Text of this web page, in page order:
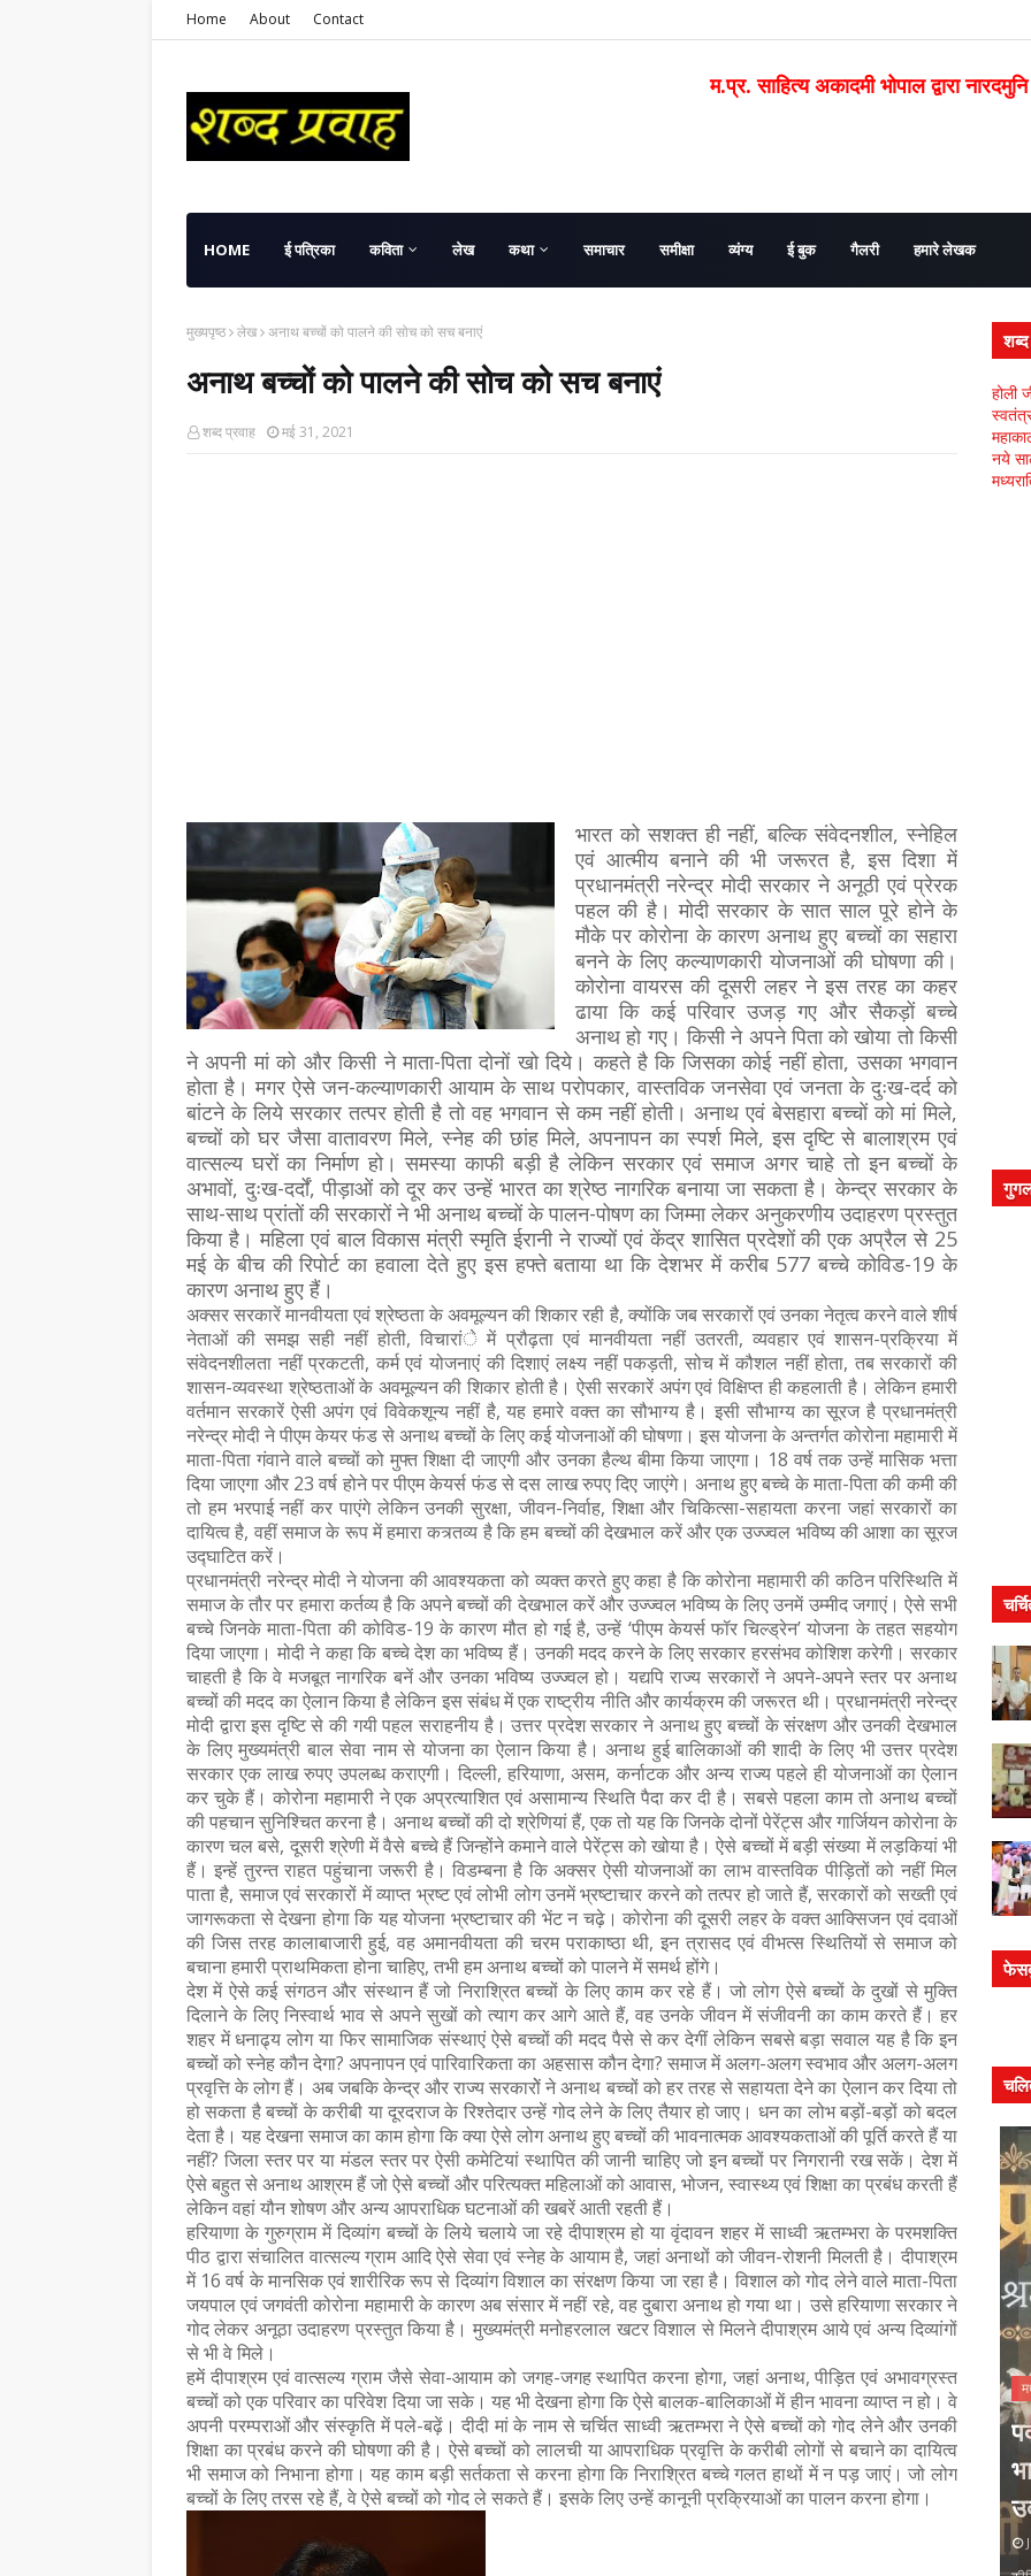
Home About Contact
म.प्र. साहित्य अकादमी भोपाल द्वारा
HOME ई पत्रिका कविता लेख कथा समाचार समीक्षा व्यंग्य ई बुक गैलरी हमारे लेखक
मुख्यपृष्ठ लेख अनाथ बच्चों को पालने की सोच को सच बनाएं
अनाथ बच्चों को पालने की सोच को सच बनाएं
शब्द प्रवाह मई 31, 2021
भारत को सशक्त ही नहीं, बल्कि संवेदनशील, स्नेहिल
एवं आत्मीय बनाने की भी जरूरत है, इस दिशा में
प्रधानमंत्री नरेन्द्र मोदी सरकार ने अनूठी एवं प्रेरक
पहल की है। मोदी सरकार के सात साल पूरे होने के
मौके पर कोरोना के कारण अनाथ हुए बच्चों का सहारा
बनने के लिए कल्याणकारी योजनाओं की घोषणा की।
कोरोना वायरस की दूसरी लहर ने इस तरह का कहर
ढाया कि कई परिवार उजड़ गए और सैकड़ों बच्चे
अनाथ हो गए। किसी ने अपने पिता को खोया तो किसी
ने अपनी मां को और किसी ने माता-पिता दोनों खो दिये। कहते है कि जिसका कोई नहीं होता, उसका भगवान
होता है। मगर ऐसे जन-कल्याणकारी आयाम के साथ परोपकार, वास्तविक जनसेवा एवं जनता के दुःख-दर्द को
बांटने के लिये सरकार तत्पर होती है तो वह भगवान से कम नहीं होती। अनाथ एवं बेसहारा बच्चों को मां मिले,
बच्चों को घर जैसा वातावरण मिले, स्नेह की छांह मिले, अपनापन का स्पर्श मिले, इस दृष्टि से बालाश्रम एवं
वात्सल्य घरों का निर्माण हो। समस्या काफी बड़ी है लेकिन सरकार एवं समाज अगर चाहे तो इन बच्चों के
अभावों, दुःख-दर्दों, पीड़ाओं को दूर कर उन्हें भारत का श्रेष्ठ नागरिक बनाया जा सकता है। केन्द्र सरकार के
साथ-साथ प्रांतों की सरकारों ने भी अनाथ बच्चों के पालन-पोषण का जिम्मा लेकर अनुकरणीय उदाहरण प्रस्तुत
किया है। महिला एवं बाल विकास मंत्री स्मृति ईरानी ने राज्यों एवं केंद्र शासित प्रदेशों की एक अप्रैल से 25
मई के बीच की रिपोर्ट का हवाला देते हुए इस हफ्ते बताया था कि देशभर में करीब 577 बच्चे कोविड-19 के
कारण अनाथ हुए हैं।
अक्सर सरकारें मानवीयता एवं श्रेष्ठता के अवमूल्यन की शिकार रही है, क्योंकि जब सरकारों एवं उनका नेतृत्व करने वाले शीर्ष
नेताओं की समझ सही नहीं होती, विचारांे में प्रौढ़ता एवं मानवीयता नहीं उतरती, व्यवहार एवं शासन-प्रक्रिया में
संवेदनशीलता नहीं प्रकटती, कर्म एवं योजनाएं की दिशाएं लक्ष्य नहीं पकड़ती, सोच में कौशल नहीं होता, तब सरकारों की
शासन-व्यवस्था श्रेष्ठताओं के अवमूल्यन की शिकार होती है। ऐसी सरकारें अपंग एवं विक्षिप्त ही कहलाती है। लेकिन हमारी
वर्तमान सरकारें ऐसी अपंग एवं विवेकशून्य नहीं है, यह हमारे वक्त का सौभाग्य है। इसी सौभाग्य का सूरज है प्रधानमंत्री
नरेन्द्र मोदी ने पीएम केयर फंड से अनाथ बच्चों के लिए कई योजनाओं की घोषणा। इस योजना के अन्तर्गत कोरोना महामारी में
माता-पिता गंवाने वाले बच्चों को मुफ्त शिक्षा दी जाएगी और उनका हैल्थ बीमा किया जाएगा। 18 वर्ष तक उन्हें मासिक भत्ता
दिया जाएगा और 23 वर्ष होने पर पीएम केयर्स फंड से दस लाख रुपए दिए जाएंगे। अनाथ हुए बच्चे के माता-पिता की कमी की
तो हम भरपाई नहीं कर पाएंगे लेकिन उनकी सुरक्षा, जीवन-निर्वाह, शिक्षा और चिकित्सा-सहायता करना जहां सरकारों का
दायित्व है, वहीं समाज के रूप में हमारा कत्र्तव्य है कि हम बच्चों की देखभाल करें और एक उज्ज्वल भविष्य की आशा का सूरज
उद्घाटित करें।
प्रधानमंत्री नरेन्द्र मोदी ने योजना की आवश्यकता को व्यक्त करते हुए कहा है कि कोरोना महामारी की कठिन परिस्थिति में
समाज के तौर पर हमारा कर्तव्य है कि अपने बच्चों की देखभाल करें और उज्ज्वल भविष्य के लिए उनमें उम्मीद जगाएं। ऐसे सभी
बच्चे जिनके माता-पिता की कोविड-19 के कारण मौत हो गई है, उन्हें ‘पीएम केयर्स फॉर चिल्ड्रेन’ योजना के तहत सहयोग
दिया जाएगा। मोदी ने कहा कि बच्चे देश का भविष्य हैं। उनकी मदद करने के लिए सरकार हरसंभव कोशिश करेगी। सरकार
चाहती है कि वे मजबूत नागरिक बनें और उनका भविष्य उज्ज्वल हो। यद्यपि राज्य सरकारों ने अपने-अपने स्तर पर अनाथ
बच्चों की मदद का ऐलान किया है लेकिन इस संबंध में एक राष्ट्रीय नीति और कार्यक्रम की जरूरत थी। प्रधानमंत्री नरेन्द्र
मोदी द्वारा इस दृष्टि से की गयी पहल सराहनीय है। उत्तर प्रदेश सरकार ने अनाथ हुए बच्चों के संरक्षण और उनकी देखभाल
के लिए मुख्यमंत्री बाल सेवा नाम से योजना का ऐलान किया है। अनाथ हुई बालिकाओं की शादी के लिए भी उत्तर प्रदेश
सरकार एक लाख रुपए उपलब्ध कराएगी। दिल्ली, हरियाणा, असम, कर्नाटक और अन्य राज्य पहले ही योजनाओं का ऐलान
कर चुके हैं। कोरोना महामारी ने एक अप्रत्याशित एवं असामान्य स्थिति पैदा कर दी है। सबसे पहला काम तो अनाथ बच्चों
की पहचान सुनिश्चित करना है। अनाथ बच्चों की दो श्रेणियां हैं, एक तो यह कि जिनके दोनों पेरेंट्स और गार्जियन कोरोना के
कारण चल बसे, दूसरी श्रेणी में वैसे बच्चे हैं जिन्होंने कमाने वाले पेरेंट्स को खोया है। ऐसे बच्चों में बड़ी संख्या में लड़कियां भी
हैं। इन्हें तुरन्त राहत पहुंचाना जरूरी है। विडम्बना है कि अक्सर ऐसी योजनाओं का लाभ वास्तविक पीड़ितों को नहीं मिल
पाता है, समाज एवं सरकारों में व्याप्त भ्रष्ट एवं लोभी लोग उनमें भ्रष्टाचार करने को तत्पर हो जाते हैं, सरकारों को सख्ती एवं
जागरूकता से देखना होगा कि यह योजना भ्रष्टाचार की भेंट न चढ़े। कोरोना की दूसरी लहर के वक्त आक्सिजन एवं दवाओं
की जिस तरह कालाबाजारी हुई, वह अमानवीयता की चरम पराकाष्ठा थी, इन त्रासद एवं वीभत्स स्थितियों से समाज को
बचाना हमारी प्राथमिकता होना चाहिए, तभी हम अनाथ बच्चों को पालने में समर्थ होंगे।
देश में ऐसे कई संगठन और संस्थान हैं जो निराश्रित बच्चों के लिए काम कर रहे हैं। जो लोग ऐसे बच्चों के दुखों से मुक्ति
दिलाने के लिए निस्वार्थ भाव से अपने सुखों को त्याग कर आगे आते हैं, वह उनके जीवन में संजीवनी का काम करते हैं। हर
शहर में धनाढ्य लोग या फिर सामाजिक संस्थाएं ऐसे बच्चों की मदद पैसे से कर देगीं लेकिन सबसे बड़ा सवाल यह है कि इन
बच्चों को स्नेह कौन देगा? अपनापन एवं पारिवारिकता का अहसास कौन देगा? समाज में अलग-अलग स्वभाव और अलग-अलग
प्रवृत्ति के लोग हैं। अब जबकि केन्द्र और राज्य सरकारोें ने अनाथ बच्चों को हर तरह से सहायता देने का ऐलान कर दिया तो
हो सकता है बच्चों के करीबी या दूरदराज के रिश्तेदार उन्हें गोद लेने के लिए तैयार हो जाए। धन का लोभ बड़ों-बड़ों को बदल
देता है। यह देखना समाज का काम होगा कि क्या ऐसे लोग अनाथ हुए बच्चों की भावनात्मक आवश्यकताओं की पूर्ति करते हैं या
नहीं? जिला स्तर पर या मंडल स्तर पर ऐसी कमेटियां स्थापित की जानी चाहिए जो इन बच्चों पर निगरानी रख सकें। देश में
ऐसे बहुत से अनाथ आश्रम हैं जो ऐसे बच्चों और परित्यक्त महिलाओं को आवास, भोजन, स्वास्थ्य एवं शिक्षा का प्रबंध करती हैं
लेकिन वहां यौन शोषण और अन्य आपराधिक घटनाओं की खबरें आती रहती हैं।
हरियाणा के गुरुग्राम में दिव्यांग बच्चों के लिये चलाये जा रहे दीपाश्रम हो या वृंदावन शहर में साध्वी ऋतम्भरा के परमशक्ति
पीठ द्वारा संचालित वात्सल्य ग्राम आदि ऐसे सेवा एवं स्नेह के आयाम है, जहां अनाथों को जीवन-रोशनी मिलती है। दीपाश्रम
में 16 वर्ष के मानसिक एवं शारीरिक रूप से दिव्यांग विशाल का संरक्षण किया जा रहा है। विशाल को गोद लेने वाले माता-पिता
जयपाल एवं जगवंती कोरोना महामारी के कारण अब संसार में नहीं रहे, वह दुबारा अनाथ हो गया था। उसे हरियाणा सरकार ने
गोद लेकर अनूठा उदाहरण प्रस्तुत किया है। मुख्यमंत्री मनोहरलाल खटर विशाल से मिलने दीपाश्रम आये एवं अन्य दिव्यांगों
से भी वे मिले।
हमें दीपाश्रम एवं वात्सल्य ग्राम जैसे सेवा-आयाम को जगह-जगह स्थापित करना होगा, जहां अनाथ, पीड़ित एवं अभावग्रस्त
बच्चों को एक परिवार का परिवेश दिया जा सके। यह भी देखना होगा कि ऐसे बालक-बालिकाओं में हीन भावना व्याप्त न हो। वे
अपनी परम्पराओं और संस्कृति में पले-बढ़ें। दीदी मां के नाम से चर्चित साध्वी ऋतम्भरा ने ऐसे बच्चों को गोद लेने और उनकी
शिक्षा का प्रबंध करने की घोषणा की है। ऐसे बच्चों को लालची या आपराधिक प्रवृत्ति के करीबी लोगों से बचाने का दायित्व
भी समाज को निभाना होगा। यह काम बड़ी सर्तकता से करना होगा कि निराश्रित बच्चे गलत हाथों में न पड़ जाएं। जो लोग
बच्चों के लिए तरस रहे हैं, वे ऐसे बच्चों को गोद ले सकते हैं। इसके लिए उन्हें कानूनी प्रक्रियाओं का पालन करना होगा।
होली
नये
की साहित्य- यात्रा पर
समाचार
डॉ. शैलेन्द्र कुमार शर्मा साहित्य
प्रभाकर सम्मान 2026 से अलंकृत
July 26, 2026
मध्यप्रदेश
पद्मश्री कैलाशचंद्र पंत दादा- हिंदी
भाषा की रक्षा और समृद्धि का जीवंत
उदाहरण